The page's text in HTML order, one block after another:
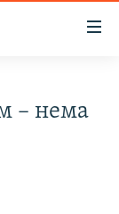
– нема